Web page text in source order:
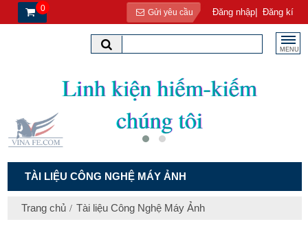
0 Gửi yêu cầu Đăng nhập| Đăng kí
MENU
TÀI LIỆU CÔNG NGHỆ MÁY ẢNH
Trang chủ Tài liệu Công Nghệ Máy Ảnh